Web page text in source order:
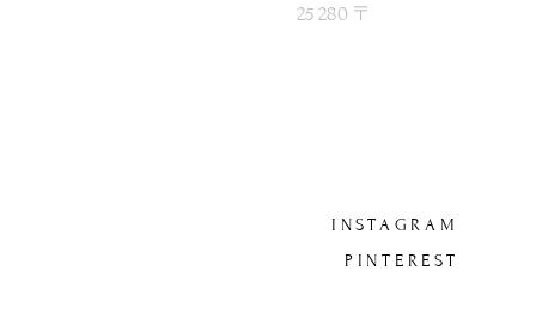
25 280 〒
INSTAGRAM
PINTEREST